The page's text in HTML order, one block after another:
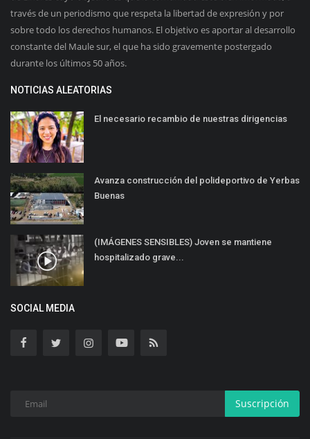
través de un periodismo que respeta la libertad de expresión y por
sobre todo los derechos humanos. El objetivo es aportar al desarrollo
constante del Maule sur, el que ha sido gravemente postergado
durante los últimos 50 años.
NOTICIAS ALEATORIAS
El necesario recambio de nuestras dirigencias
Avanza construcción del polideportivo de Yerbas
Buenas
(IMÁGENES SENSIBLES) Joven se mantiene
hospitalizado grave...
SOCIAL MEDIA
Suscripción